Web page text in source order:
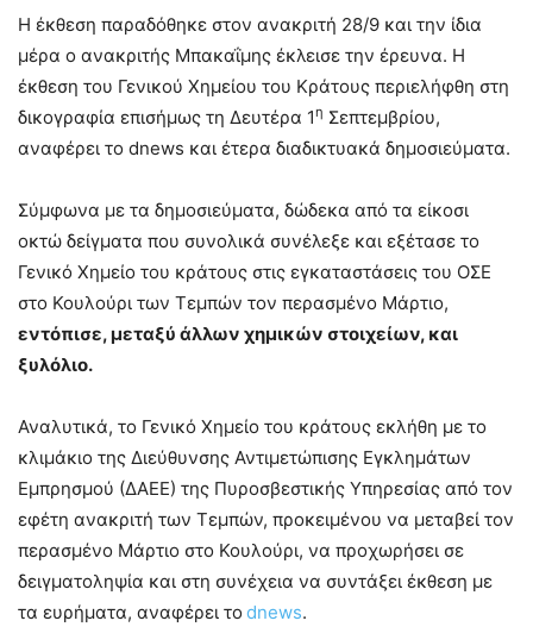
Η έκθεση παραδόθηκε στον ανακριτή 28/9 και την ίδια
μέρα ο ανακριτής Μπακαΐμης έκλεισε την έρευνα. Η
έκθεση του Γενικού Χημείου του Κράτους περιελήφθη στη
δικογραφία επισήμως τη Δευτέρα 1η Σεπτεμβρίου,
αναφέρει το dnews και έτερα διαδικτυακά δημοσιεύματα.
Σύμφωνα με τα δημοσιεύματα, δώδεκα από τα είκοσι
οκτώ δείγματα που συνολικά συνέλεξε και εξέτασε το
Γενικό Χημείο του κράτους στις εγκαταστάσεις του ΟΣΕ
στο Κουλούρι των Τεμπών τον περασμένο Μάρτιο,
εντόπισε, μεταξύ άλλων χημικών στοιχείων, και
ξυλόλιο.
Αναλυτικά, το Γενικό Χημείο του κράτους εκλήθη με το
κλιμάκιο της Διεύθυνσης Αντιμετώπισης Εγκλημάτων
Εμπρησμού (ΔΑΕΕ) της Πυροσβεστικής Υπηρεσίας από τον
εφέτη ανακριτή των Τεμπών, προκειμένου να μεταβεί τον
περασμένο Μάρτιο στο Κουλούρι, να προχωρήσει σε
δειγματοληψία και στη συνέχεια να συντάξει έκθεση με
τα ευρήματα, αναφέρει το dnews.